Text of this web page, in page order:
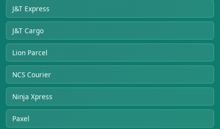
J&T Express
J&T Cargo
Lion Parcel
NCS Courier
Ninja Xpress
Paxel